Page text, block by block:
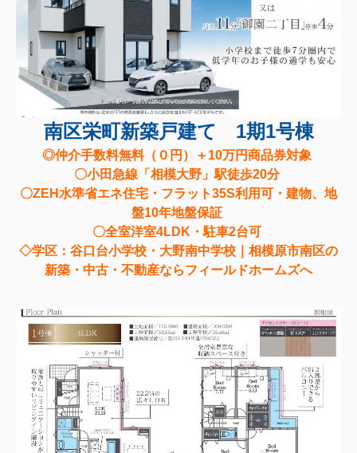
南区栄町新築戸建て 1期1号棟
◎仲介手数料無料（０円）＋10万円商品券対象
〇小田急線「相模大野」駅徒歩20分
〇ZEH水準省エネ住宅・フラット35S利用可・建物、地
盤10年地盤保証
〇全室洋室4LDK・駐車2台可
◇学区：谷口台小学校・大野南中学校｜相模原市南区の
新築・中古・不動産ならフィールドホームズへ